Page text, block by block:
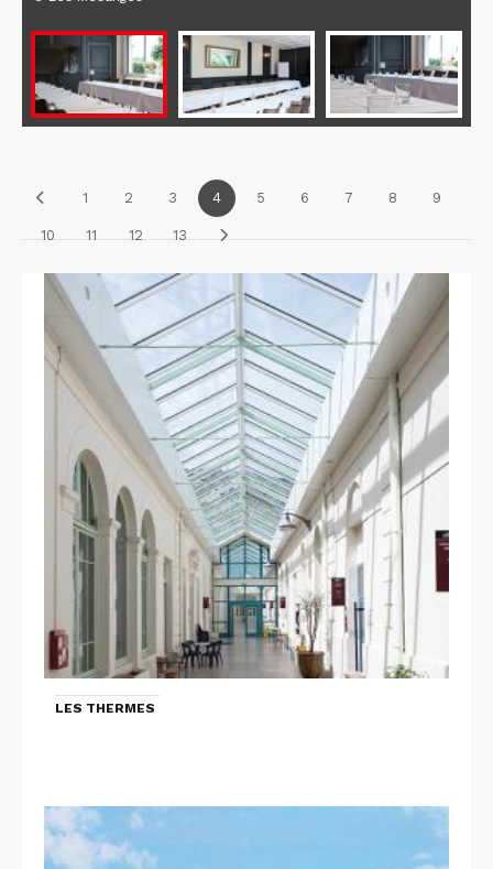
1 2 3 4 5 6 7 8 9
10 11 12 13
LES THERMES